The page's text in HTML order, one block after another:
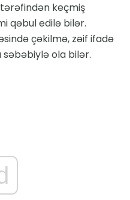
keçmiş
qəbul edilə bilər.
çəkilmə, zəif ifadə
ola bilər.